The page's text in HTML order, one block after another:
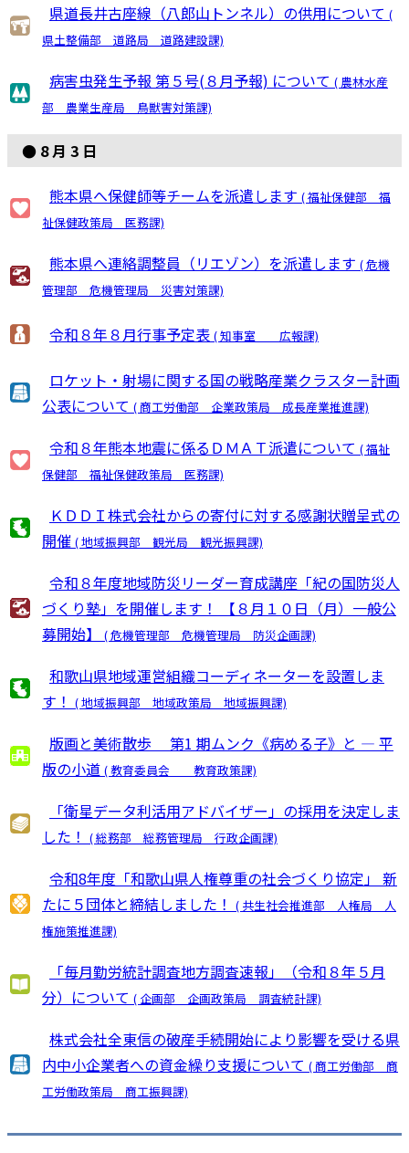
県道長井古座線（八郎山トンネル）の供用について (
県土整備部 道路局 道路建設課)
病害虫発生予報 第５号(８月予報) について ( 農林水産
部 農業生産局 鳥獣害対策課)
● 8 月 3 日
熊本県へ保健師等チームを派遣します ( 福祉保健部 福
祉保健政策局 医務課)
熊本県へ連絡調整員（リエゾン）を派遣します ( 危機
管理部 危機管理局 災害対策課)
令和８年８月行事予定表 ( 知事室 広報課)
ロケット・射場に関する国の戦略産業クラスター計画
公表について ( 商工労働部 企業政策局 成長産業推進課)
令和８年熊本地震に係るＤＭＡＴ派遣について ( 福祉
保健部 福祉保健政策局 医務課)
ＫＤＤＩ株式会社からの寄付に対する感謝状贈呈式の
開催 ( 地域振興部 観光局 観光振興課)
令和８年度地域防災リーダー育成講座「紀の国防災人
づくり塾」を開催します！ 【８月１０日（月）一般公
募開始】
( 危機管理部 危機管理局 防災企画課)
和歌山県地域運営組織コーディネーターを設置しま
す！ ( 地域振興部 地域政策局 地域振興課)
版画と美術散歩 第1 期ムンク《病める子》と ― 平
版の小道 ( 教育委員会 教育政策課)
「衛星データ利活用アドバイザー」の採用を決定しま
した！ ( 総務部 総務管理局 行政企画課)
令和8年度「和歌山県人権尊重の社会づくり協定」 新
たに５団体と締結しました！ ( 共生社会推進部 人権局 人
権施策推進課)
「毎月勤労統計調査地方調査速報」（令和８年５月
分）について ( 企画部 企画政策局 調査統計課)
株式会社全東信の破産手続開始により影響を受ける県
内中小企業者への資金繰り支援について ( 商工労働部 商
工労働政策局 商工振興課)